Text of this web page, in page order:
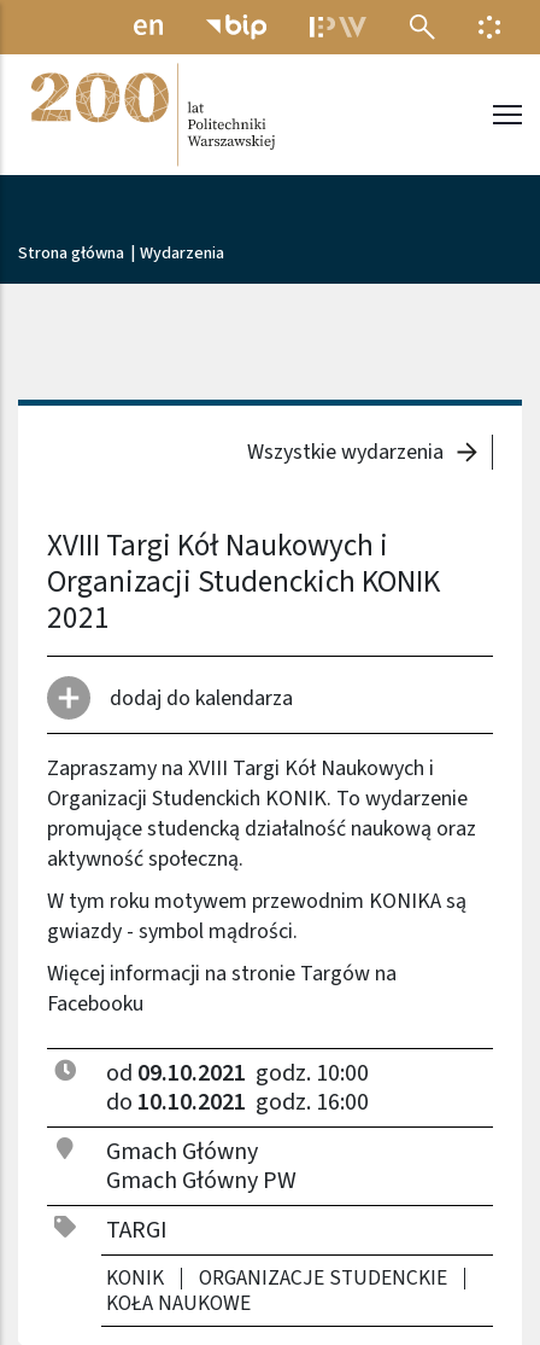
Przejdź do treści
MENU
Ścieżka nawigacyjna
Strona główna Wydarzenia
dodaj do kalendarza
Wszystkie wydarzenia
XVIII Targi Kół Naukowych i
Organizacji Studenckich KONIK
2021
od 09.10.2021 godz. 10:00
do 10.10.2021 godz. 16:00
Gmach Główny
Gmach Główny PW
TARGI
KONIK
ORGANIZACJE STUDENCKIE
KOŁA NAUKOWE
Zapraszamy na XVIII Targi Kół Naukowych i
Organizacji Studenckich KONIK. To wydarzenie
promujące studencką działalność naukową oraz
aktywność społeczną.
W tym roku motywem przewodnim KONIKA są
gwiazdy - symbol mądrości.
Więcej informacji na stronie Targów na
Facebooku